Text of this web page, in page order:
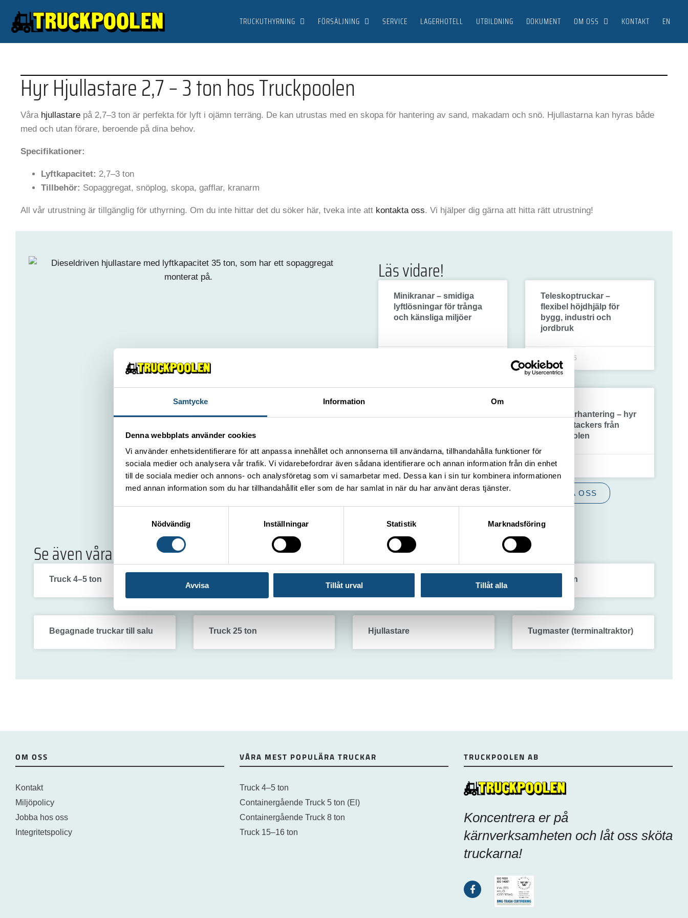
Samtycke Information Om
Denna webbplats använder cookies
Vi använder enhetsidentifierare för att anpassa innehållet och annonserna till användarna, tillhandahålla funktioner för
sociala medier och analysera vår trafik. Vi vidarebefordrar även sådana identifierare och annan information från din enhet
till de sociala medier och annons- och analysföretag som vi samarbetar med. Dessa kan i sin tur kombinera informationen
med annan information som du har tillhandahållit eller som de har samlat in när du har använt deras tjänster.
Nödvändig
Inställningar Statistik Marknadsföring
Avvisa Tillåt urval Tillåt alla
TRUCKUTHYRNING FÖRSÄLJNING SERVICE LAGERHOTELL UTBILDNING DOKUMENT OM OSS KONTAKT EN
Hyr Hjullastare 2,7 – 3 ton hos Truckpoolen
Våra hjullastare på 2,7–3 ton är perfekta för lyft i ojämn terräng. De kan utrustas med en skopa för hantering av sand, makadam och snö. Hjullastarna kan hyras både
med och utan förare, beroende på dina behov.
Specifikationer:
Lyftkapacitet: 2,7–3 ton
Tillbehör: Sopaggregat, snöplog, skopa, gafflar, kranarm
All vår utrustning är tillgänglig för uthyrning. Om du inte hittar det du söker här, tveka inte att kontakta oss. Vi hjälper dig gärna att hitta rätt utrustning!
Läs vidare!
Minikranar – smidiga
lyftlösningar för trånga
och känsliga miljöer
Teleskoptruckar –
flexibel höjdhjälp för
bygg, industri och
jordbruk
23 maj, 2025
16 maj, 2025
containerhantering – hyr
Reach Stackers från
Truckpoolen
9 maj, 2025
ALLA NYHETER KONTAKTA OSS
Se även våra truckar
Truck 4–5 ton Truck 3,5 ton
Begagnade truckar till salu Truck 25 ton Hjullastare Tugmaster (terminaltraktor)
OM OSS
Kontakt
Miljöpolicy
Jobba hos oss
Integritetspolicy
VÅRA MEST POPULÄRA TRUCKAR
Truck 4–5 ton
Containergående Truck 5 ton (El)
Containergående Truck 8 ton
Truck 15–16 ton
TRUCKPOOLEN AB
Koncentrera er på
kärnverksamheten och låt oss sköta
truckarna!